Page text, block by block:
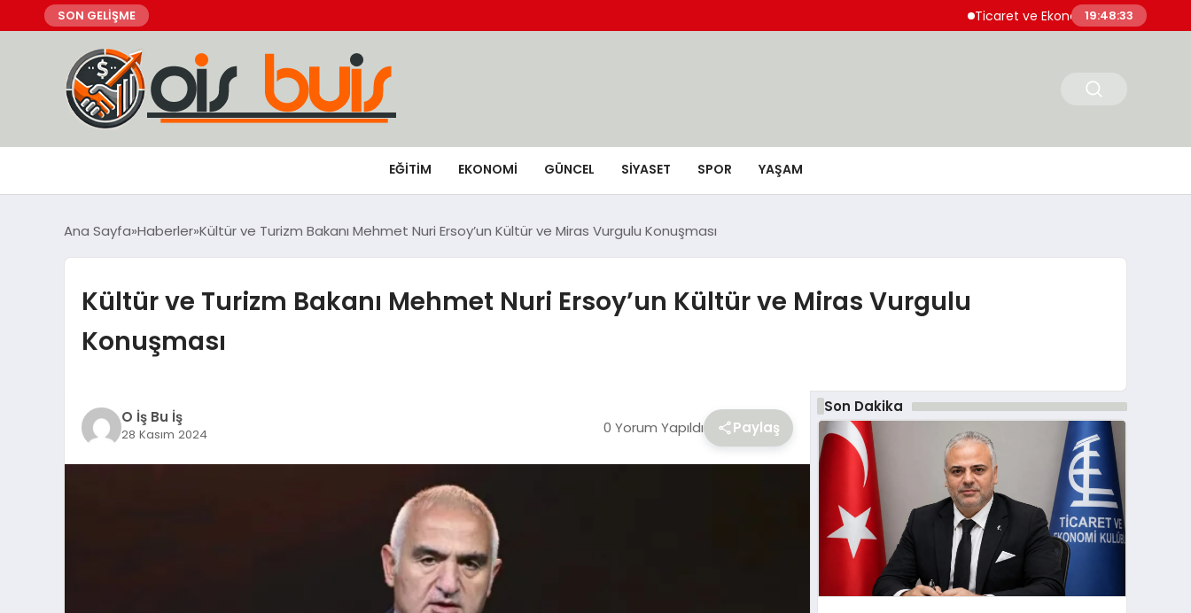
SON GELİŞME Ticaret ve Ekonomik Kulübü Genel
19:48:34
EĞİTİM EKONOMİ GÜNCEL SIYASET SPOR YAŞAM
Ana Sayfa Haberler Kültür ve Turizm Bakanı Mehmet Nuri Ersoy’un Kültür ve Miras Vurgulu Konuşması
Kültür ve Turizm Bakanı Mehmet Nuri Ersoy’un Kültür ve Miras Vurgulu
Konuşması
O İş Bu İş
28 Kasım 2024 0 Yorum Yapıldı Paylaş
Son Dakika